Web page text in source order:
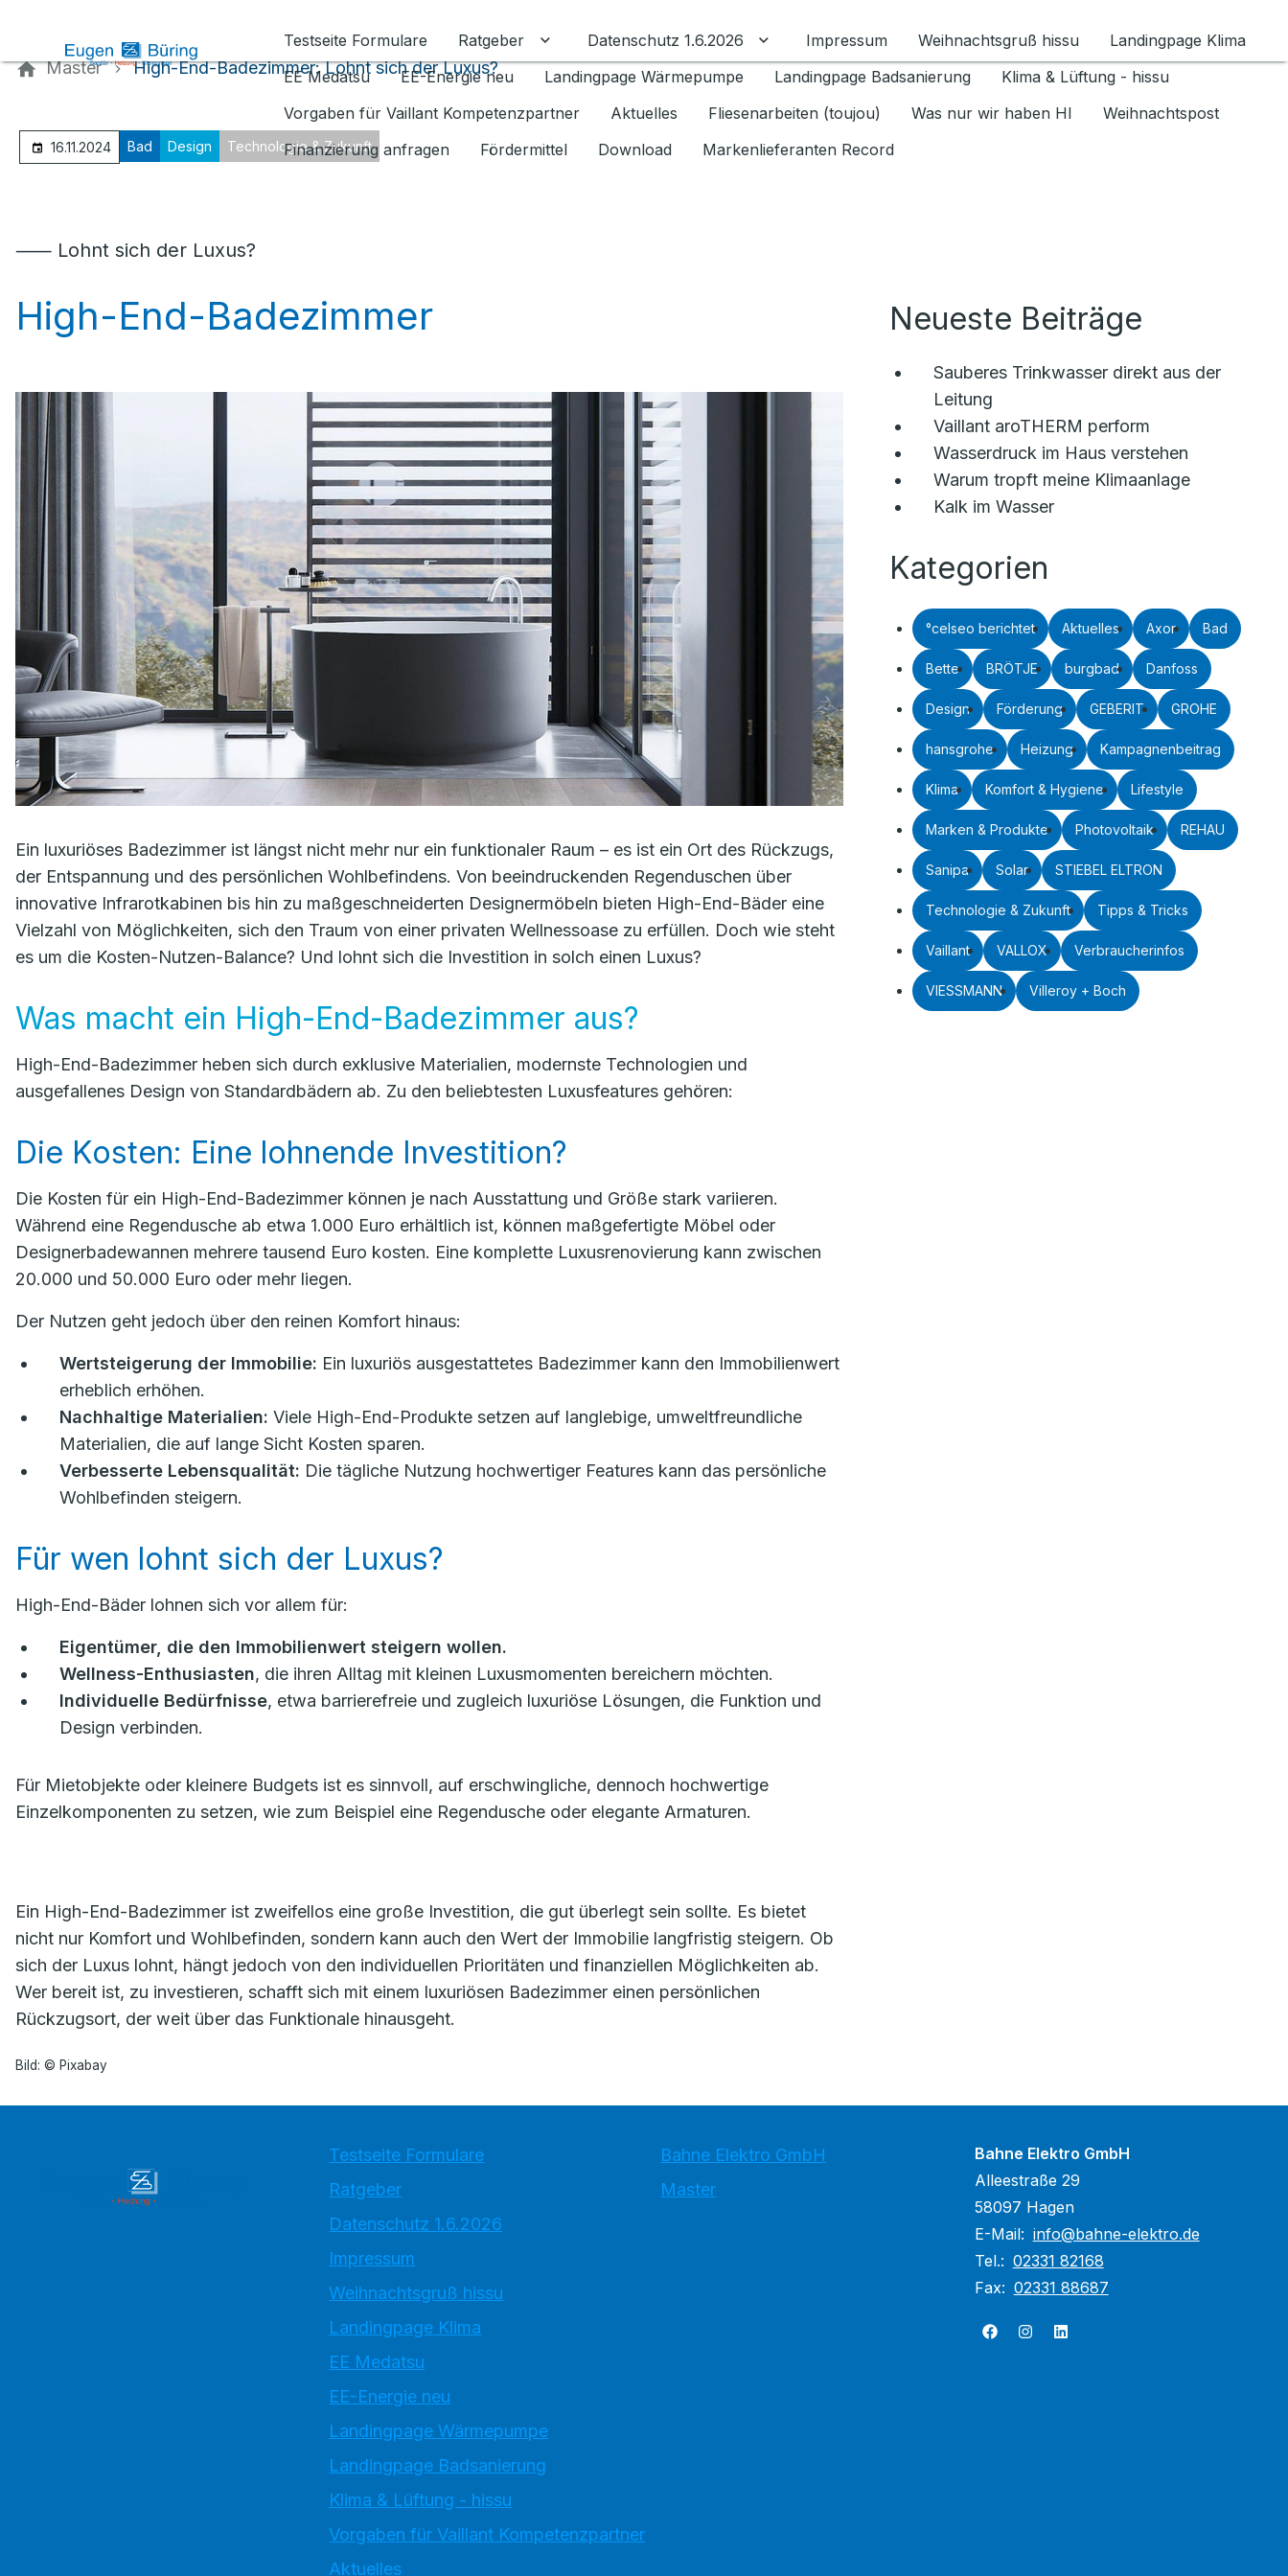
Testseite Formulare
Ratgeber Untermenü für Ratgeber umschalten
Datenschutz 1.6.2026 Untermenü für Datenschutz 1.6.2026 umschalten
Impressum Weihnachtsgruß hissu
Landingpage Klima
EE Medatsu
EE-Energie neu Landingpage Wärmepumpe Landingpage Badsanierung
Klima & Lüftung - hissu
Vorgaben für Vaillant Kompetenzpartner
Aktuelles Fliesenarbeiten (toujou) Was nur wir haben HI
Weihnachtspost
Finanzierung anfragen
Fördermittel Download Markenlieferanten Record
Master High-End-Badezimmer: Lohnt sich der Luxus?
16.11.2024 Bad Design Technologie & Zukunft
⸺ Lohnt sich der Luxus?
High-End-Badezimmer
Ein luxuriöses Badezimmer ist längst nicht mehr nur ein funktionaler Raum – es ist ein Ort des Rückzugs,
der Entspannung und des persönlichen Wohlbefindens. Von beeindruckenden Regenduschen über
innovative Infrarotkabinen bis hin zu maßgeschneiderten Designermöbeln bieten High-End-Bäder eine
Vielzahl von Möglichkeiten, sich den Traum von einer privaten Wellnessoase zu erfüllen. Doch wie steht
es um die Kosten-Nutzen-Balance? Und lohnt sich die Investition in solch einen Luxus?
Was macht ein High-End-Badezimmer aus?
High-End-Badezimmer heben sich durch exklusive Materialien, modernste Technologien und
ausgefallenes Design von Standardbädern ab. Zu den beliebtesten Luxusfeatures gehören:
Die Kosten: Eine lohnende Investition?
Die Kosten für ein High-End-Badezimmer können je nach Ausstattung und Größe stark variieren.
Während eine Regendusche ab etwa 1.000 Euro erhältlich ist, können maßgefertigte Möbel oder
Designerbadewannen mehrere tausend Euro kosten. Eine komplette Luxusrenovierung kann zwischen
20.000 und 50.000 Euro oder mehr liegen.
Der Nutzen geht jedoch über den reinen Komfort hinaus:
Wertsteigerung der Immobilie: Ein luxuriös ausgestattetes Badezimmer kann den Immobilienwert
erheblich erhöhen.
Nachhaltige Materialien: Viele High-End-Produkte setzen auf langlebige, umweltfreundliche
Materialien, die auf lange Sicht Kosten sparen.
Verbesserte Lebensqualität: Die tägliche Nutzung hochwertiger Features kann das persönliche
Wohlbefinden steigern.
Für wen lohnt sich der Luxus?
High-End-Bäder lohnen sich vor allem für:
Eigentümer, die den Immobilienwert steigern wollen.
Wellness-Enthusiasten, die ihren Alltag mit kleinen Luxusmomenten bereichern möchten.
Individuelle Bedürfnisse, etwa barrierefreie und zugleich luxuriöse Lösungen, die Funktion und
Design verbinden.
Für Mietobjekte oder kleinere Budgets ist es sinnvoll, auf erschwingliche, dennoch hochwertige
Einzelkomponenten zu setzen, wie zum Beispiel eine Regendusche oder elegante Armaturen.
Ein High-End-Badezimmer ist zweifellos eine große Investition, die gut überlegt sein sollte. Es bietet
nicht nur Komfort und Wohlbefinden, sondern kann auch den Wert der Immobilie langfristig steigern. Ob
sich der Luxus lohnt, hängt jedoch von den individuellen Prioritäten und finanziellen Möglichkeiten ab.
Wer bereit ist, zu investieren, schafft sich mit einem luxuriösen Badezimmer einen persönlichen
Rückzugsort, der weit über das Funktionale hinausgeht.
Bild: © Pixabay
Neueste Beiträge
Sauberes Trinkwasser direkt aus der
Leitung
Vaillant aroTHERM perform
Wasserdruck im Haus verstehen
Warum tropft meine Klimaanlage
Kalk im Wasser
Kategorien
°celseo berichtet Aktuelles Axor Bad
Bette BRÖTJE burgbad Danfoss
Design Förderung GEBERIT GROHE
hansgrohe Heizung Kampagnenbeitrag
Klima Komfort & Hygiene Lifestyle
Marken & Produkte Photovoltaik REHAU
Sanipa Solar STIEBEL ELTRON
Technologie & Zukunft Tipps & Tricks
Vaillant VALLOX Verbraucherinfos
VIESSMANN Villeroy + Boch
Testseite Formulare
Ratgeber
Datenschutz 1.6.2026
Impressum
Weihnachtsgruß hissu
Landingpage Klima
EE Medatsu
EE-Energie neu
Landingpage Wärmepumpe
Landingpage Badsanierung
Klima & Lüftung - hissu
Vorgaben für Vaillant Kompetenzpartner
Aktuelles
Bahne Elektro GmbH
Master
Bahne Elektro GmbH
Alleestraße 29
58097 Hagen
E-Mail: info@bahne-elektro.de
Tel.: 02331 82168
Fax: 02331 88687